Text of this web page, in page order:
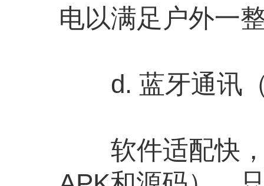
电以满足户外一
d. 蓝牙通讯（
软件适配快，